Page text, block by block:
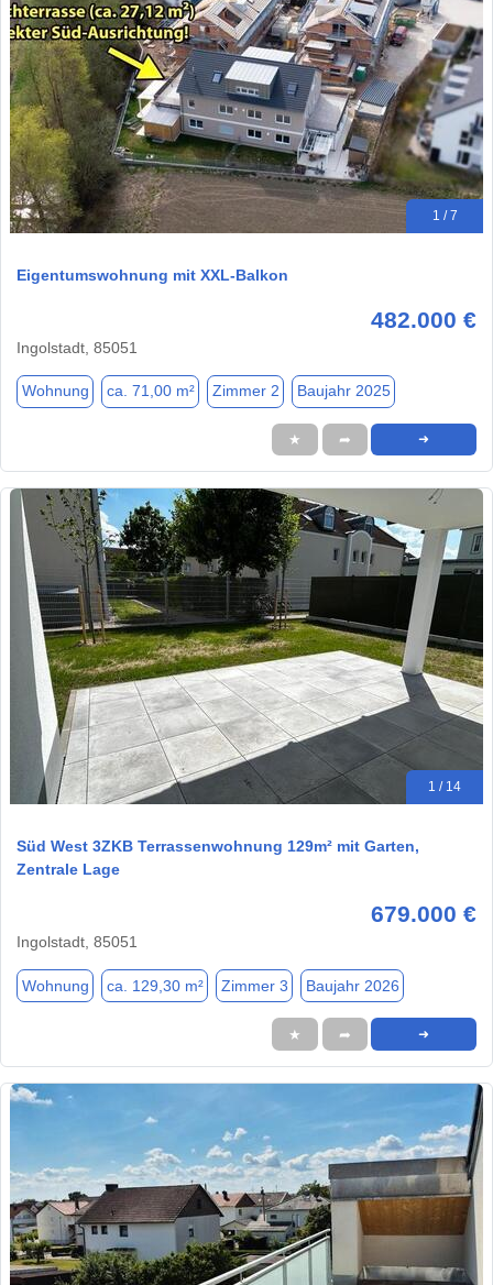
1 / 7
Eigentumswohnung mit XXL-Balkon
482.000 €
Ingolstadt, 85051
Wohnung ca. 71,00 m² Zimmer 2 Baujahr 2025
★ ➦ ➜
1 / 14
Süd West 3ZKB Terrassenwohnung 129m² mit Garten,
Zentrale Lage
679.000 €
Ingolstadt, 85051
Wohnung ca. 129,30 m² Zimmer 3 Baujahr 2026
★ ➦ ➜